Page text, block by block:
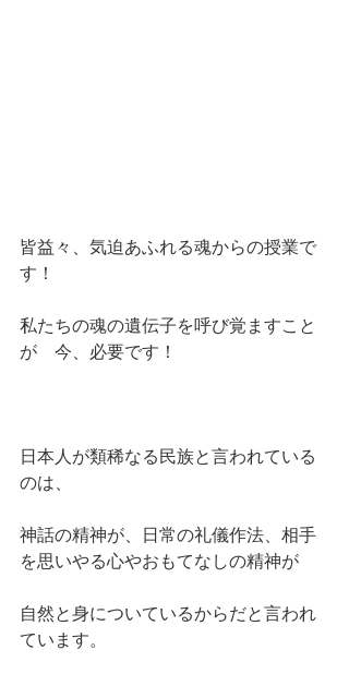
皆益々、気迫あふれる魂からの授業で
す！
私たちの魂の遺伝子を呼び覚ますこと
が　今、必要です！
日本人が類稀なる民族と言われている
のは、
神話の精神が、日常の礼儀作法、相手
を思いやる心やおもてなしの精神が
自然と身についているからだと言われ
ています。